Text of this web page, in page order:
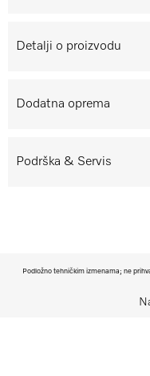
Detalji o proizvodu
Dodatna oprema
Podrška & Servis
Podložno tehničkim izmenama; ne